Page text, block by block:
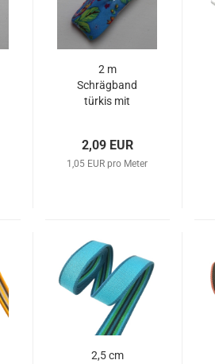
2 m
Schrägband
türkis mit
2,09 EUR
1,05 EUR pro Meter
2,5 cm